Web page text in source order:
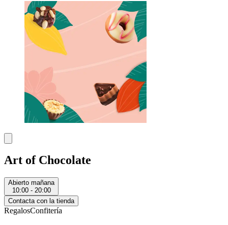
Art of Chocolate
Abierto mañana
10:00 - 20:00
Contacta con la tienda
RegalosConfitería